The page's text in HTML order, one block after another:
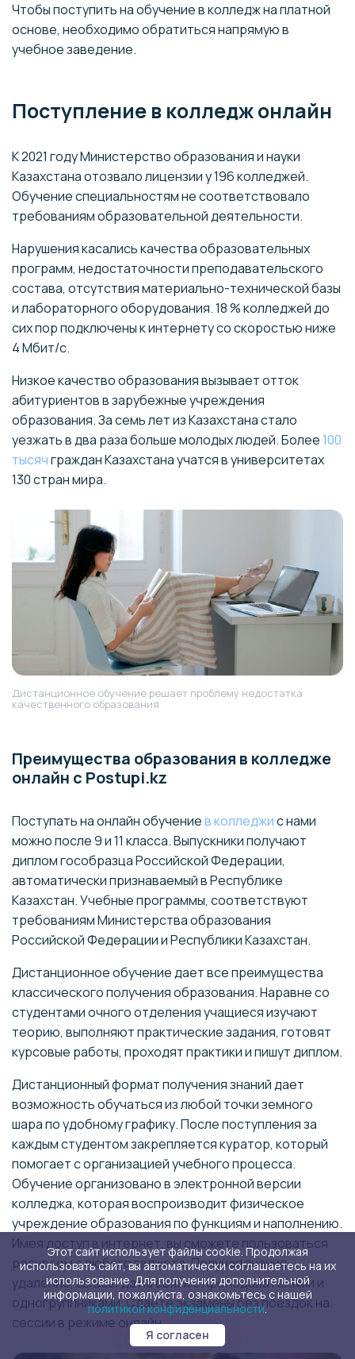
Чтобы поступить на обучение в колледж на платной
основе, необходимо обратиться напрямую в
учебное заведение.
Поступление в колледж онлайн
К 2021 году Министерство образования и науки
Казахстана отозвало лицензии у 196 колледжей.
Обучение специальностям не соответствовало
требованиям образовательной деятельности.
Нарушения касались качества образовательных
программ, недостаточности преподавательского
состава, отсутствия материально-технической базы
и лабораторного оборудования. 18 % колледжей до
сих пор подключены к интернету со скоростью ниже
4 Мбит/с.
Низкое качество образования вызывает отток
абитуриентов в зарубежные учреждения
образования. За семь лет из Казахстана стало
уезжать в два раза больше молодых людей. Более 100
тысячграждан Казахстана учатся в университетах
130 стран мира.
Дистанционное обучение решает проблему недостатка
качественного образования
Преимущества образования в колледже
онлайн с Postupi.kz
Поступать на онлайн обучениев колледжиc нами
можно после 9 и 11 класса. Выпускники получают
диплом гособразца Российской Федерации,
автоматически признаваемый в Республике
Казахстан. Учебные программы, соответствуют
требованиям Министерства образования
Российской Федерации и Республики Казахстан.
Дистанционное обучение дает все преимущества
классического получения образования. Наравне со
студентами очного отделения учащиеся изучают
теорию, выполняют практические задания, готовят
курсовые работы, проходят практики и пишут диплом.
Дистанционный формат получения знаний дает
возможность обучаться из любой точки земного
шара по удобному графику. После поступления за
каждым студентом закрепляется куратор, который
помогает с организацией учебного процесса.
Обучение организовано в электронной версии
колледжа, которая воспроизводит физическое
учреждение образования по функциям и наполнению.
Имея доступ в интернет, вы сможете пользоваться
ресурсом с любого гаджета. Получая знания
удаленно, вы всегда на связи с преподавателями и
одногруппниками. Сдаете экзамены без поездок на
сессии в режиме онлайн.
Этот сайт использует файлы cookie. Продолжая
использовать сайт, вы автоматически соглашаетесь на их
использование. Для получения дополнительной
информации, пожалуйста, ознакомьтесь с нашей
политикой конфиденциальности.
Я согласен